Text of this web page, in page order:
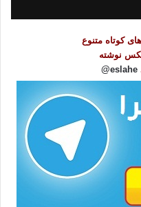
کوتاه متنوع
نوشته
eslahe@